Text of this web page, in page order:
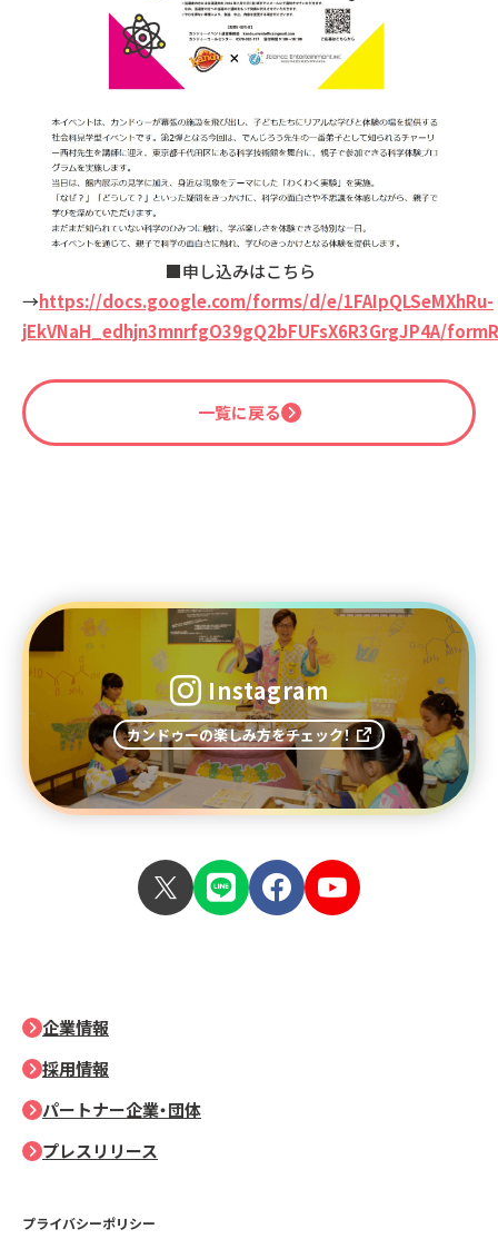
■申し込みはこちら
→https://docs.google.com/forms/d/e/1FAIpQLSeMXhRu-
jEkVNaH_edhjn3mnrfgO39gQ2bFUFsX6R3GrgJP4A/
一覧に戻る
Instagram
カンドゥーの楽しみ方をチェック！
企業情報
採用情報
パートナー企業・団体
プレスリリース
プライバシーポリシー